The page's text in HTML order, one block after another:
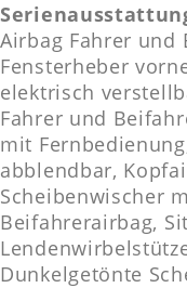
Airbag Fahrer und
Fensterheber
elektrisch
Fahrer und
mit
abblendbar,
Scheibenwischer
Beifahrerairbag,
Dunkelgetönte